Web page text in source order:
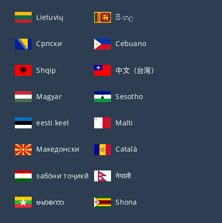
Lietuvių සිංහල
Српски Cebuano
Shqip 中文（台灣）
Magyar Sesotho
eesti keel Malti
Македонски Català
забо́ни тоҷикӣ́ नेपाली
ဗမာစကာ Shona